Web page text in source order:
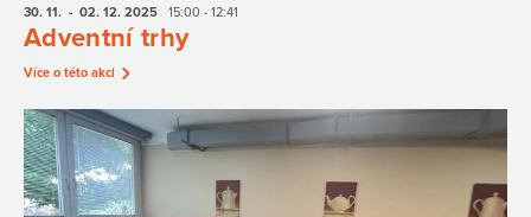
30. 11. - 02. 12. 2025 15:00 - 12:41
Adventní trhy
Více o této akci